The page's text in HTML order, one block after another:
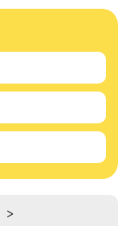
>